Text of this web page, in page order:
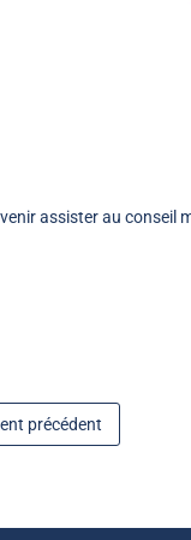
assister au conseil
précédent